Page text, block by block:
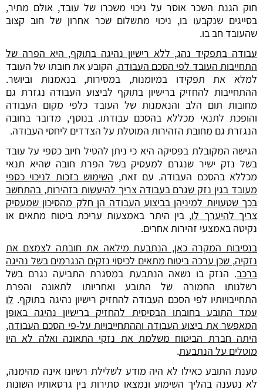
חוק הגנת השכר אוסר על ניכוי משכרו של עובד, אולם מתיר,
בסייגים שנקבעו בו, ניכוי מתשלום שכר אחרון של חוב קצוב
שהעובד חב בו.
עבודה בתפקיד נהג, ללא רישיון נהיגה בתוקף, היא הפרה של
התחייבות העובד לפי הסכם העבודה, הקובע את חובתו של העובד
למלא את תפקידו במיומנות, במסירות, בנאמנות וביושר.
ההתחייבות להחזיק ברישיון בתוקף לביצוע העבודה נגזרת גם
מחובות תום הלב והנאמנות של העובד כלפי מקום העבודה
והופכת לתנאי מכללא בהסכם עבודתו. בנוסף, מדובר בחובה
הנגזרת גם מחובת הזהירות המוטלת על הצדדים ליחסי העבודה.
הגישה המקובלת בפסיקה היא כי ניתן להטיל חיוב כספי על עובד
בשל נזק ישיר שנגרם למעסיק בשל הפרת חובה שהיא תנאי
מכללא בהסכם העבודה. עם זאת, השימוש בזכות לניכוי כספי
מעובד בגין נזק שגרם בעבודה צריך להיעשות בזהירות, בהתחשב
בכך שטעויות למיניהן בביצוע העבודה הן חלק מהסיכון שמעסיק
צריך להיערך לו, בין היתר באמצעות עריכת ביטוח מתאים או
נקיטה באמצעי זהירות אחרים.
בנסיבות המקרה כאן, הנתבעת מילאה את חובתה לצמצם את
נזקיה, שכן ערכה ביטוח מתאים לכיסוי נזקים הנגרמים בשל נהיגה
ברכב. הנזק בו נשאה הנתבעת במסגרת התביעה נגרם בשל
רשלנותו החמורה של התובע ואחריותו לתאונה והפרת
התחייבויותיו לפי הסכם העבודה להחזיק רישיון נהיגה בתוקף. לו
עמד התובע בחובתו הבסיסית להחזיק ברישיון נהיגה באופן
המאפשר את ביצוע העבודה וההתחייבויות על-פי הסכם העבודה,
היתה חברת הביטוח משלמת את נזקי התאונה ואלה לא היו
מוטלים על הנתבעת.
טענת התובע כאילו לא היה מודע לשלילת רשיונו אינה מהימנה,
לא נטענה בהליך השימוע ונמצאו סתירות בין גרסאותיו השונות